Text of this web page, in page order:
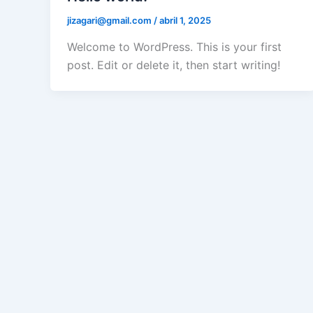
jizagari@gmail.com /abril 1, 2025
Welcome to WordPress. This is your first
post. Edit or delete it, then start writing!